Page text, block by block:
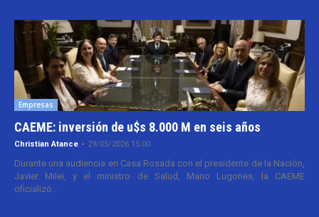
Empresas
CAEME: inversión de u$s 8.000 M en seis años
Christian Atance - 29/05/2026 15:00
Durante una audiencia en Casa Rosada con el presidente de la Nación,
Javier Milei, y el ministro de Salud, Mario Lugones, la CAEME
oficializó...